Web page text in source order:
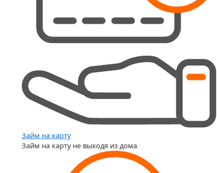
Займ на карту
Займ на карту не выходя из дома